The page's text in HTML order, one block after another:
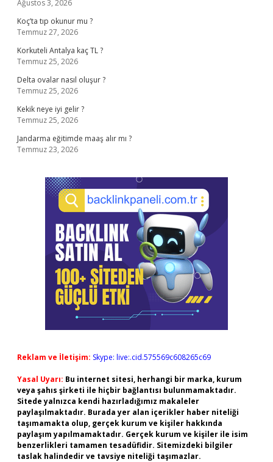
Ağustos 3, 2026
Koç’ta tıp okunur mu ?
Temmuz 27, 2026
Korkuteli Antalya kaç TL ?
Temmuz 25, 2026
Delta ovalar nasıl oluşur ?
Temmuz 25, 2026
Kekik neye iyi gelir ?
Temmuz 25, 2026
Jandarma eğitimde maaş alır mı ?
Temmuz 23, 2026
Reklam ve İletişim: Skype: live:.cid.575569c608265c69
Yasal Uyarı: Bu internet sitesi, herhangi bir marka, kurum
veya şahıs şirketi ile hiçbir bağlantısı bulunmamaktadır.
Sitede yalnızca kendi hazırladığımız makaleler
paylaşılmaktadır. Burada yer alan içerikler haber niteliği
taşımamakta olup, gerçek kurum ve kişiler hakkında
paylaşım yapılmamaktadır. Gerçek kurum ve kişiler ile isim
benzerlikleri tamamen tesadüfidir. Sitemizdeki bilgiler
taslak halindedir ve tavsiye niteliği taşımazlar.